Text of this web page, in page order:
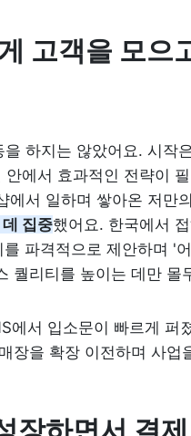
고객을 모으
하지는 않았어요. 시작
에서 효과적인 전략이
에서 일하며 쌓아온 저만
집중했어요. 한국에서
파격적으로 제안하며 '
퀄리티를 높이는 데만 몰
에서 입소문이 빠르게 퍼
장을 확장 이전하며 사업
장하면서 결